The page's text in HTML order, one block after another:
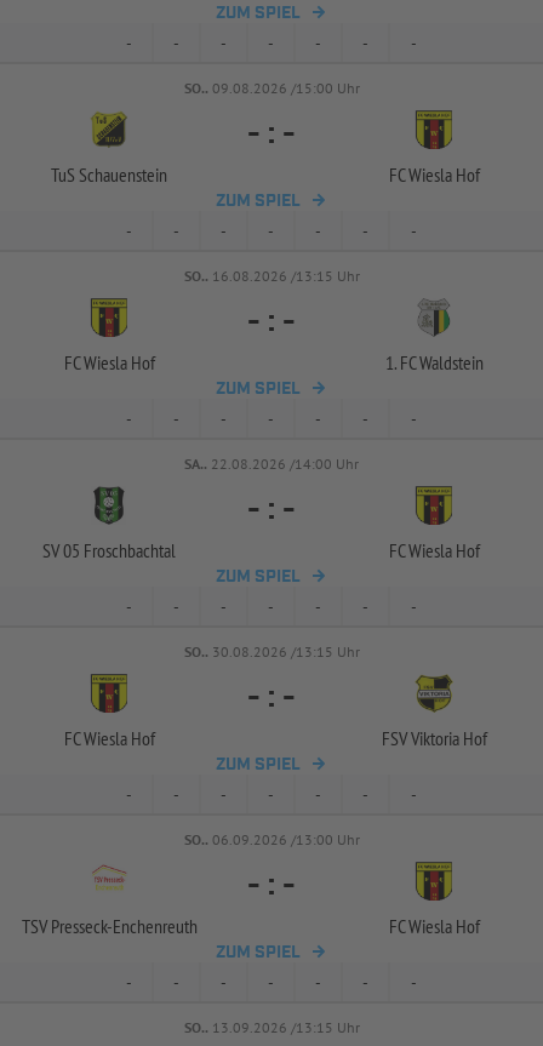
ZUM SPIEL
- - - - - - -
SO.. 09.08.2026 /15:00 Uhr
TuS Schauenstein
- : -
FC Wiesla Hof
ZUM SPIEL
- - - - - - -
SO.. 16.08.2026 /13:15 Uhr
FC Wiesla Hof
- : -
1. FC Waldstein
ZUM SPIEL
- - - - - - -
SA.. 22.08.2026 /14:00 Uhr
SV 05 Froschbachtal
- : -
FC Wiesla Hof
ZUM SPIEL
- - - - - - -
SO.. 30.08.2026 /13:15 Uhr
FC Wiesla Hof
- : -
FSV Viktoria Hof
ZUM SPIEL
- - - - - - -
SO.. 06.09.2026 /13:00 Uhr
TSV Presseck-Enchenreuth
- : -
FC Wiesla Hof
ZUM SPIEL
- - - - - - -
SO.. 13.09.2026 /13:15 Uhr